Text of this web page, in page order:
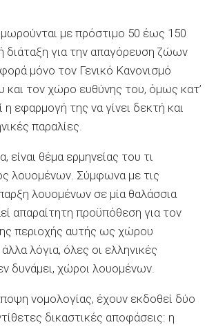
με πρόστιμο 50 έως 150
διάταξη για την απαγόρευση ζώων
μόνο τον Γενικό Κανονισμό
και τον χώρο ευθύνης του, όμως κατ’
η εφαρμογή της να γίνει δεκτή και
παραλίες.
είναι θέμα ερμηνείας του τι
λουομένων. Σύμφωνα με τις
λουομένων σε μία θαλάσσια
απαραίτητη προϋπόθεση για τον
περιοχής αυτής ως χώρου
λόγια, όλες οι ελληνικές
δυνάμει, χώροι λουομένων.
νομολογίας, έχουν εκδοθεί δύο
δικαστικές αποφάσεις: η